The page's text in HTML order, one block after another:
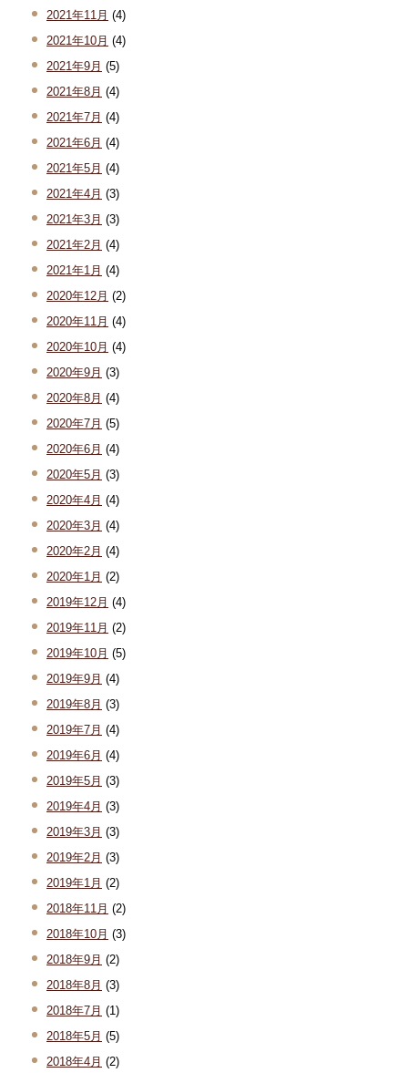
2021年11月 (4)
2021年10月 (4)
2021年9月 (5)
2021年8月 (4)
2021年7月 (4)
2021年6月 (4)
2021年5月 (4)
2021年4月 (3)
2021年3月 (3)
2021年2月 (4)
2021年1月 (4)
2020年12月 (2)
2020年11月 (4)
2020年10月 (4)
2020年9月 (3)
2020年8月 (4)
2020年7月 (5)
2020年6月 (4)
2020年5月 (3)
2020年4月 (4)
2020年3月 (4)
2020年2月 (4)
2020年1月 (2)
2019年12月 (4)
2019年11月 (2)
2019年10月 (5)
2019年9月 (4)
2019年8月 (3)
2019年7月 (4)
2019年6月 (4)
2019年5月 (3)
2019年4月 (3)
2019年3月 (3)
2019年2月 (3)
2019年1月 (2)
2018年11月 (2)
2018年10月 (3)
2018年9月 (2)
2018年8月 (3)
2018年7月 (1)
2018年5月 (5)
2018年4月 (2)